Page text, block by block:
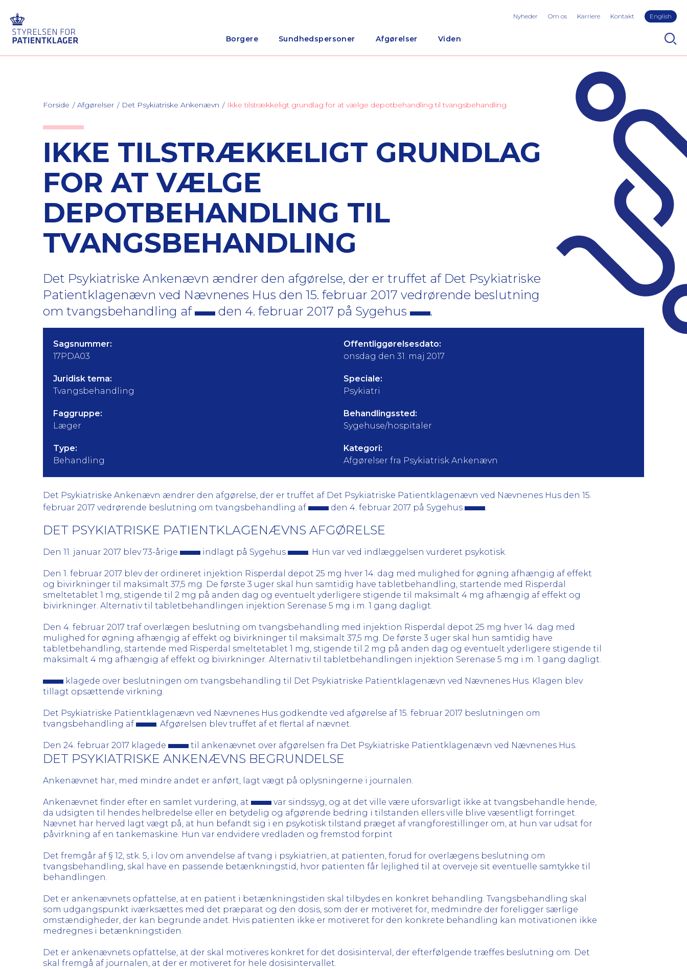
Borgere Sundhedspersoner Afgørelser Viden
Nyheder Om os Karriere Kontakt English
Forside Afgørelser Det Psykiatriske Ankenævn Ikke tilstrækkeligt grundlag for at vælge depotbehandling til tvangsbehandling
IKKE TILSTRÆKKELIGT GRUNDLAG
FOR AT VÆLGE
DEPOTBEHANDLING TIL
TVANGSBEHANDLING
Det Psykiatriske Ankenævn ændrer den afgørelse, der er truffet af Det Psykiatriske
Patientklagenævn ved Nævnenes Hus den 15. februar 2017 vedrørende beslutning
om tvangsbehandling af
den 4. februar 2017 på Sygehus .
Sagsnummer:
17PDA03
Offentliggørelsesdato:
onsdag den 31. maj 2017
Juridisk tema:
Tvangsbehandling
Speciale:
Psykiatri
Faggruppe:
Læger
Behandlingssted:
Sygehuse/hospitaler
Type:
Behandling
Kategori:
Afgørelser fra Psykiatrisk Ankenævn
Det Psykiatriske Ankenævn ændrer den afgørelse, der er truffet af Det Psykiatriske Patientklagenævn ved Nævnenes Hus den 15.
februar 2017 vedrørende beslutning om tvangsbehandling af
den 4. februar 2017 på Sygehus .
DET PSYKIATRISKE PATIENTKLAGENÆVNS AFGØRELSE
Den 11. januar 2017 blev 73-årige indlagt på Sygehus . Hun var ved indlæggelsen vurderet psykotisk.
Den 1. februar 2017 blev der ordineret injektion Risperdal depot 25 mg hver 14. dag med mulighed for øgning afhængig af effekt
og bivirkninger til maksimalt 37,5 mg. De første 3 uger skal hun samtidig have tabletbehandling, startende med Risperdal
smeltetablet 1 mg, stigende til 2 mg på anden dag og eventuelt yderligere stigende til maksimalt 4 mg afhængig af effekt og
bivirkninger. Alternativ til tabletbehandlingen injektion Serenase 5 mg i.m. 1 gang dagligt.
Den 4. februar 2017 traf overlægen beslutning om tvangsbehandling med injektion Risperdal depot 25 mg hver 14. dag med
mulighed for øgning afhængig af effekt og bivirkninger til maksimalt 37,5 mg. De første 3 uger skal hun samtidig have
tabletbehandling, startende med Risperdal smeltetablet 1 mg, stigende til 2 mg på anden dag og eventuelt yderligere stigende til
maksimalt 4 mg afhængig af effekt og bivirkninger. Alternativ til tabletbehandlingen injektion Serenase 5 mg i.m. 1 gang dagligt.
klagede over beslutningen om tvangsbehandling til Det Psykiatriske Patientklagenævn ved Nævnenes Hus. Klagen blev
tillagt opsættende virkning.
Det Psykiatriske Patientklagenævn ved Nævnenes Hus godkendte ved afgørelse af 15. februar 2017 beslutningen om
tvangsbehandling af
. Afgørelsen blev truffet af et flertal af nævnet.
Den 24. februar 2017 klagede til ankenævnet over afgørelsen fra Det Psykiatriske Patientklagenævn ved Nævnenes Hus.
DET PSYKIATRISKE ANKENÆVNS BEGRUNDELSE
Ankenævnet har, med mindre andet er anført, lagt vægt på oplysningerne i journalen.
Ankenævnet finder efter en samlet vurdering, at
var sindssyg, og at det ville være uforsvarligt ikke at tvangsbehandle hende,
da udsigten til hendes helbredelse eller en betydelig og afgørende bedring i tilstanden ellers ville blive væsentligt forringet.
Nævnet har herved lagt vægt på, at hun befandt sig i en psykotisk tilstand præget af vrangforestillinger om, at hun var udsat for
påvirkning af en tankemaskine. Hun var endvidere vredladen og fremstod forpint
Det fremgår af § 12, stk. 5, i lov om anvendelse af tvang i psykiatrien, at patienten, forud for overlægens beslutning om
tvangsbehandling, skal have en passende betænkningstid, hvor patienten får lejlighed til at overveje sit eventuelle samtykke til
behandlingen.
Det er ankenævnets opfattelse, at en patient i betænkningstiden skal tilbydes en konkret behandling. Tvangsbehandling skal
som udgangspunkt iværksættes med det præparat og den dosis, som der er motiveret for, medmindre der foreligger særlige
omstændigheder, der kan begrunde andet. Hvis patienten ikke er motiveret for den konkrete behandling kan motivationen ikke
medregnes i betænkningstiden.
Det er ankenævnets opfattelse, at der skal motiveres konkret for det dosisinterval, der efterfølgende træffes beslutning om. Det
skal fremgå af journalen, at der er motiveret for hele dosisintervallet.